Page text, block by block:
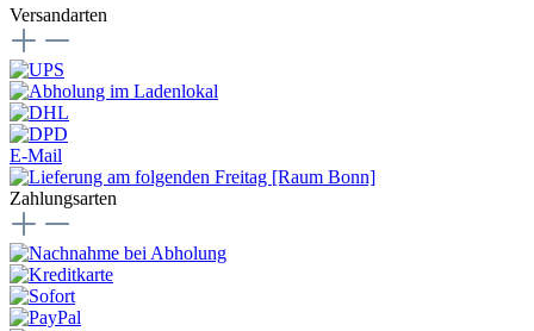
Versandarten
E-Mail
Zahlungsarten